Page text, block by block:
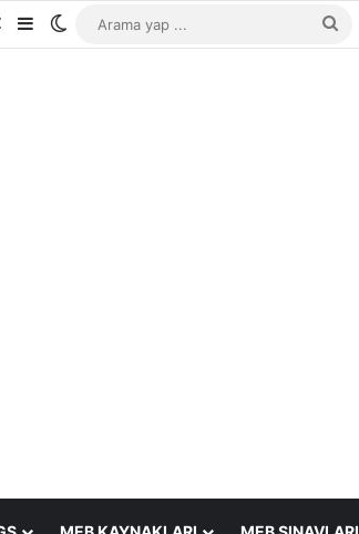
Yap
Rastgele Makale
Kenar Bölmesi
Dış görünümü değiştir